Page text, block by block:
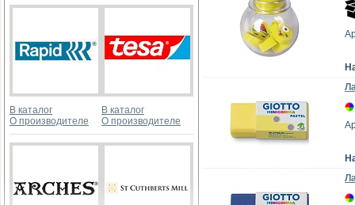
В каталог
О производителе
В каталог
О производителе